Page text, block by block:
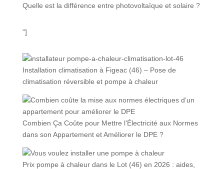
Quelle est la différence entre photovoltaïque et solaire ?
"]
Installation climatisation à Figeac (46) – Pose de
climatisation réversible et pompe à chaleur
Combien Ça Coûte pour Mettre l’Électricité aux Normes
dans son Appartement et Améliorer le DPE ?
Prix pompe à chaleur dans le Lot (46) en 2026 : aides,